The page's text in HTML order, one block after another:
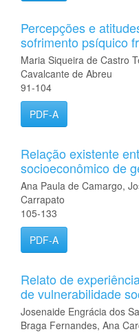
Percepções e
sofrimento psíquico
Maria Siqueira de Castro
Cavalcante de Abreu
91-104
PDF-A
Relação existente
socioeconômico de
Ana Paula de Camargo,
Carrapato
105-133
PDF-A
Relato de
de vulnerabilidade
Josenaide Engrácia dos
Braga Fernandes, Ana